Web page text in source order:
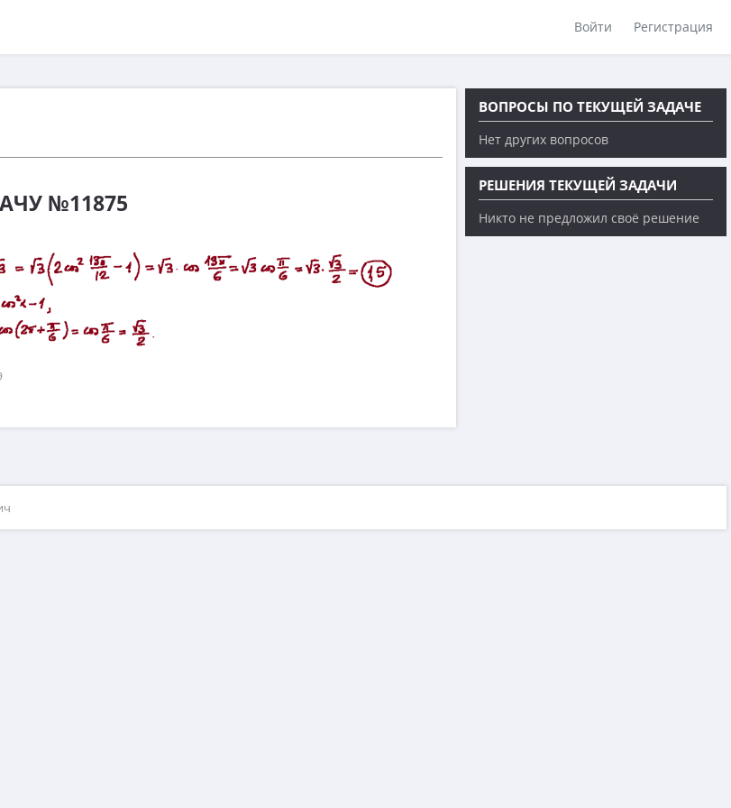
Войти Регистрация
№11875
ВОПРОСЫ ПО ТЕКУЩЕЙ ЗАДАЧЕ
Нет других вопросов
РЕШЕНИЯ ТЕКУЩЕЙ ЗАДАЧИ
Никто не предложил своё решение